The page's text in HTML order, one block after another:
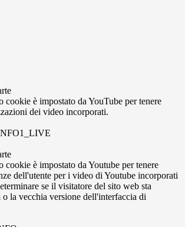
cookie è impostato da YouTube per tenere
dei video incorporati.
cookie è impostato da Youtube per tenere
dell'utente per i video di Youtube incorporati
se il visitatore del sito web sta
la vecchia versione dell'interfaccia di